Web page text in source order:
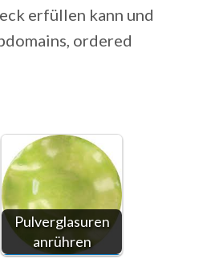
erfüllen kann und
ordered
Pulverglasuren
anrühren